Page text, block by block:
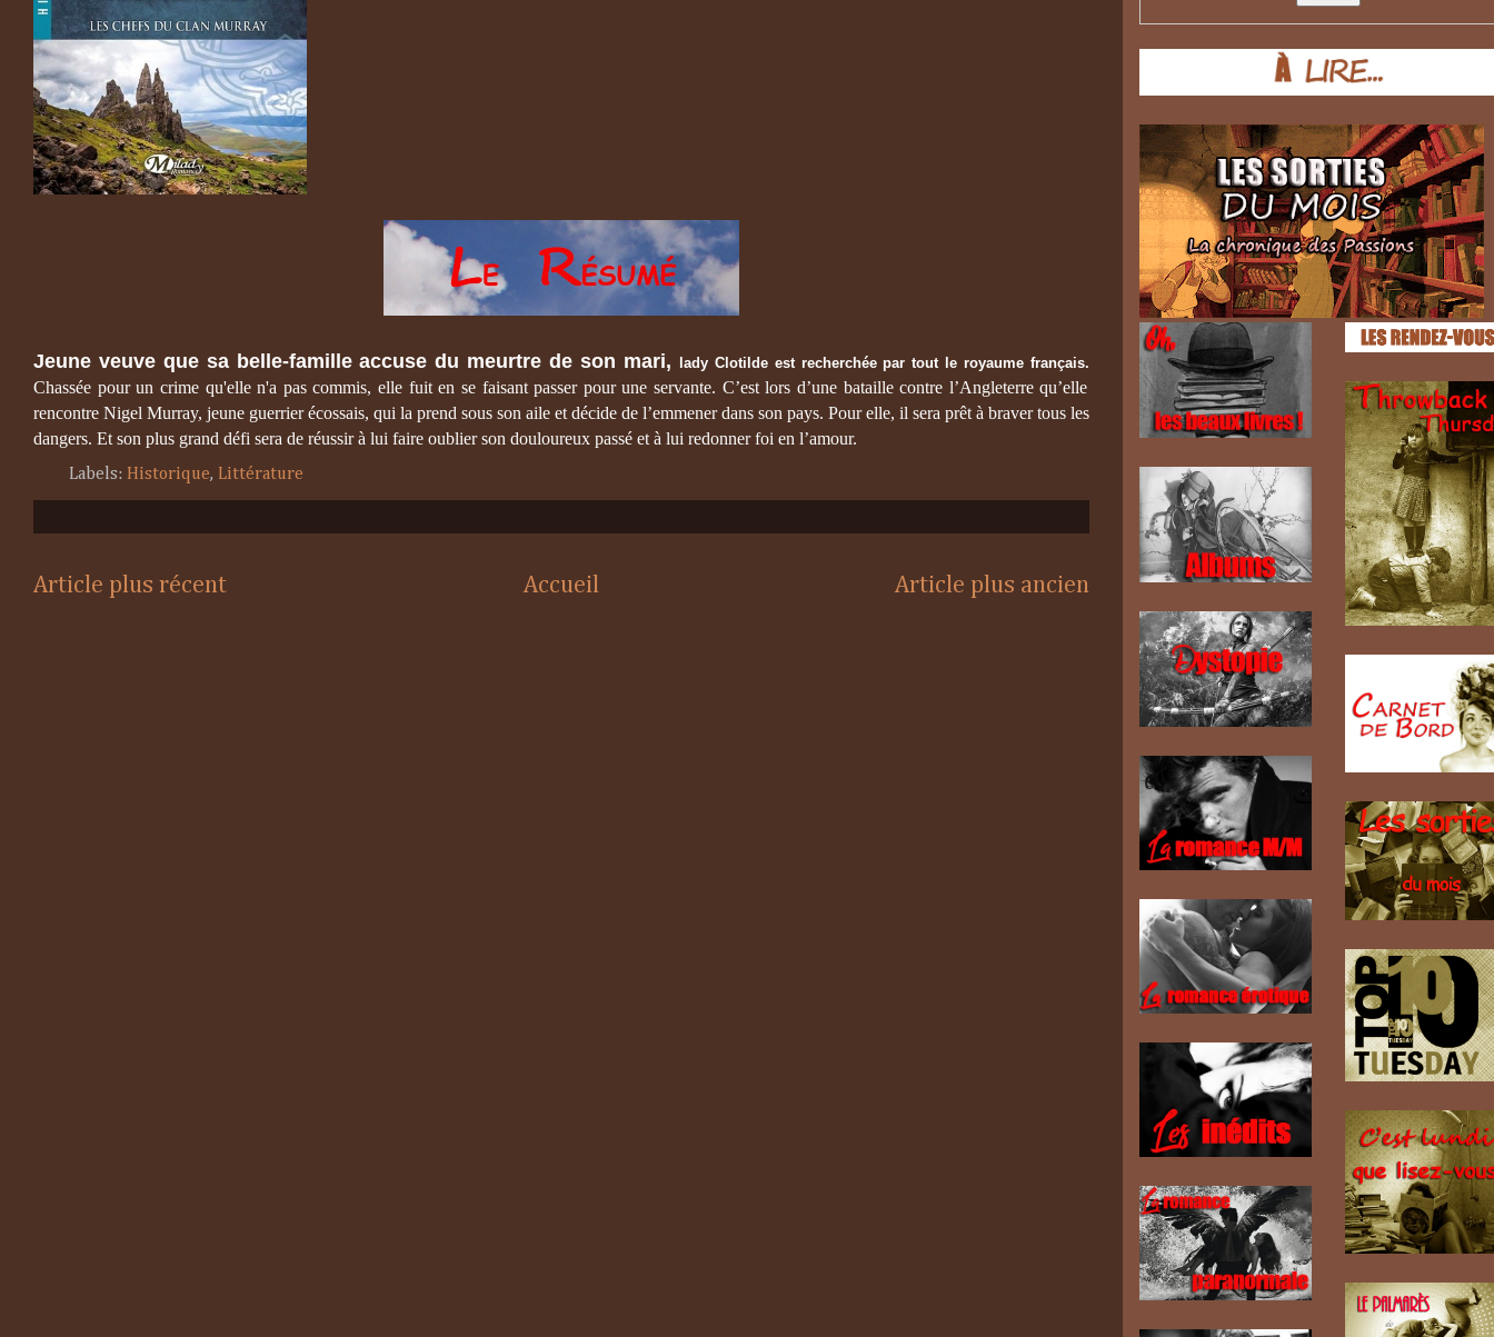
Jeune veuve que sa belle-famille accuse du meurtre de son mari, lady Clotilde est recherchée par tout le royaume français.
Chassée pour un crime qu'elle n'a pas commis, elle fuit en se faisant passer pour une servante. C’est lors d’une bataille contre l’Angleterre qu’elle
rencontre Nigel Murray, jeune guerrier écossais, qui la prend sous son aile et décide de l’emmener dans son pays. Pour elle, il sera prêt à braver tous les
dangers. Et son plus grand défi sera de réussir à lui faire oublier son douloureux passé et à lui redonner foi en l’amour.
Labels: Historique, Littérature
Article plus récent Article plus ancien
Accueil